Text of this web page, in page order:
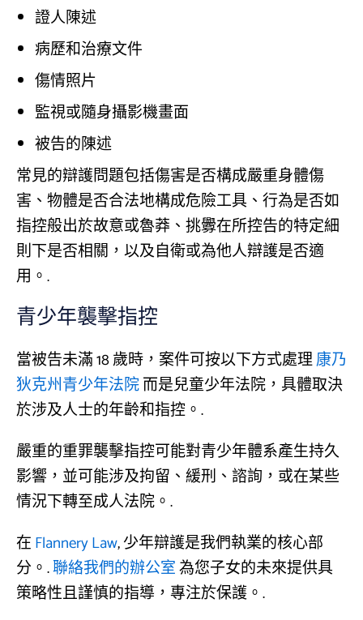
證人陳述
病歷和治療文件
傷情照片
監視或隨身攝影機畫面
被告的陳述
常見的辯護問題包括傷害是否構成嚴重身體傷
害、物體是否合法地構成危險工具、行為是否如
指控般出於故意或魯莽、挑釁在所控告的特定細
則下是否相關，以及自衛或為他人辯護是否適
用。.
青少年襲擊指控
當被告未滿 18 歲時，案件可按以下方式處理康乃
狄克州青少年法院而是兒童少年法院，具體取決
於涉及人士的年齡和指控。.
嚴重的重罪襲擊指控可能對青少年體系產生持久
影響，並可能涉及拘留、緩刑、諮詢，或在某些
情況下轉至成人法院。.
在Flannery Law, 少年辯護是我們執業的核心部
分。.聯絡我們的辦公室為您子女的未來提供具
策略性且謹慎的指導，專注於保護。.